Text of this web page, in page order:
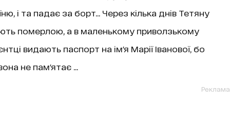
і та падає за борт... Через кілька днів Тетяну
померлою, а в маленькому приволзькому
видають паспорт на ім'я Марії Іванової, бо
не пам'ятає ...
Реклама